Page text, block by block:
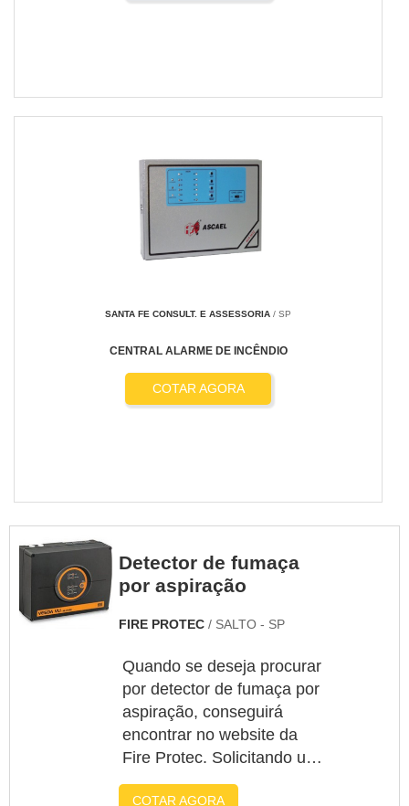
SANTA FE CONSULT. E ASSESSORIA / SP
CENTRAL ALARME DE INCÊNDIO
COTAR AGORA
Detector de fumaça
por aspiração
FIRE PROTEC / SALTO - SP
Quando se deseja procurar
por detector de fumaça por
aspiração, conseguirá
encontrar no website da
Fire Protec. Solicitando um
orçamento por meio do
COTAR AGORA